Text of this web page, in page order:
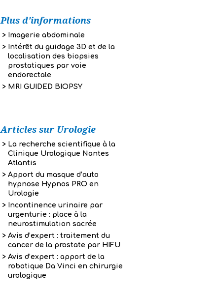
Plus d'informations
Imagerie abdominale
Intérêt du guidage 3D et de la
localisation des biopsies
prostatiques par voie
endorectale
MRI GUIDED BIOPSY
Articles sur Urologie
La recherche scientifique à la
Clinique Urologique Nantes
Atlantis
Apport du masque d’auto
hypnose Hypnos PRO en
Urologie
Incontinence urinaire par
urgenturie : place à la
neurostimulation sacrée
Avis d’expert : traitement du
cancer de la prostate par HIFU
Avis d’expert : apport de la
robotique Da Vinci en chirurgie
urologique